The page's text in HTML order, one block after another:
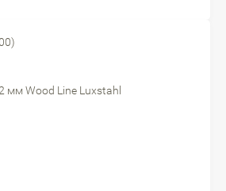
мм Wood Line Luxstahl